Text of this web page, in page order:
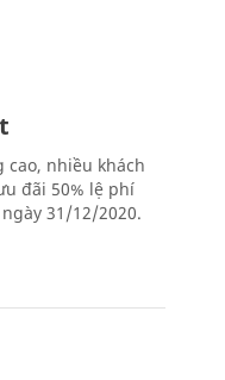
nhiều khách
đãi 50% lệ phí
31/12/2020.